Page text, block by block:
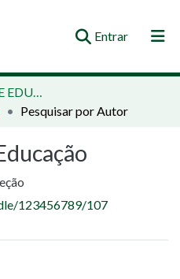
Entrar(current)
CECA - CENTRO DE EDUCAÇÃO, COMUNICAÇÃO E ARTES
Pesquisar por Autor
123456789/107